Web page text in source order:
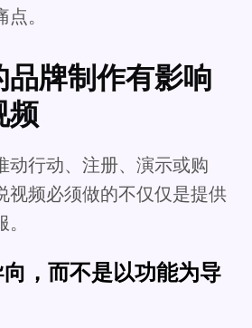
。
牌制作有影响
频
动行动、注册、演示或购
视频必须做的不仅仅是提供
，而不是以功能为导